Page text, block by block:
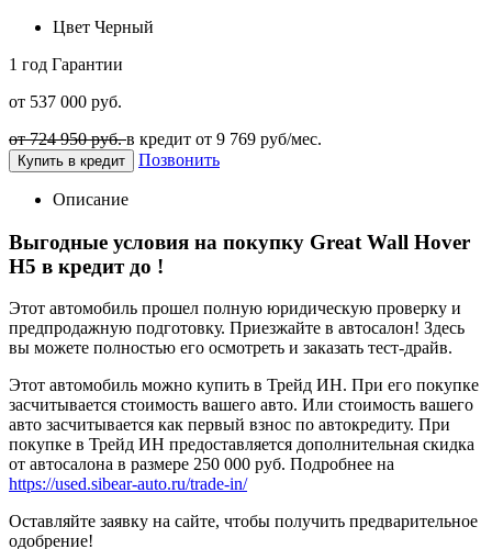
Цвет Черный
1 год Гарантии
от 537 000 руб.
от 724 950 руб.в кредит от 9 769 руб/мес.
Купить в кредит Позвонить
Описание
Выгодные условия на покупку Great Wall Hover
H5 в кредит до !
Этот автомобиль прошел полную юридическую проверку и
предпродажную подготовку. Приезжайте в автосалон! Здесь
вы можете полностью его осмотреть и заказать тест-драйв.
Этот автомобиль можно купить в Трейд ИН. При его покупке
засчитывается стоимость вашего авто. Или стоимость вашего
авто засчитывается как первый взнос по автокредиту. При
покупке в Трейд ИН предоставляется дополнительная скидка
от автосалона в размере 250 000 руб. Подробнее на
https://used.sibear-auto.ru/trade-in/
Оставляйте заявку на сайте, чтобы получить предварительное
одобрение!